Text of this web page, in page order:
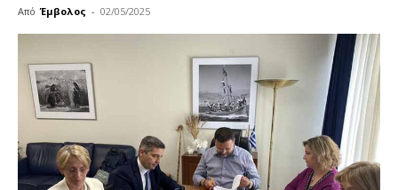
Από Έμβολος - 02/05/2025